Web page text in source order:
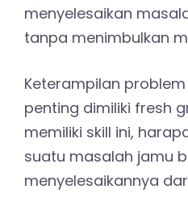
menyelesaikan
tanpa menimbulkan
Keterampilan
penting dimiliki fresh
memiliki skill ini,
suatu masalah jamu
menyelesaikannya